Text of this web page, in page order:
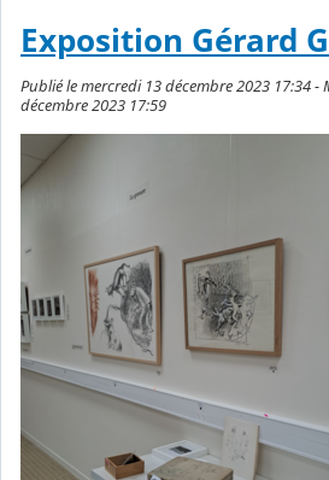
Exposition Gérard
Publié le mercredi 13 décembre 2023 17:34 -
décembre 2023 17:59